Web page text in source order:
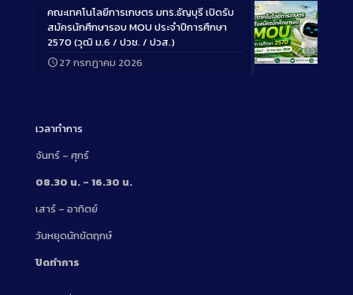
Long
คณะเทคโนโลยีการเกษตร มทร.ธัญบุรี เปิดรับ
สมัครนักศึกษารอบ MOU ประจำปีการศึกษา
2570 (วุฒิ ม.6 / ปวช. / ปวส.)
27 กรกฎาคม 2026
เวลาทำการ
จันทร์ – ศุกร์
08.30 น. – 16.30 น.
เสาร์ – อาทิตย์
วันหยุดนักขัตฤกษ์
ปิดทำการ